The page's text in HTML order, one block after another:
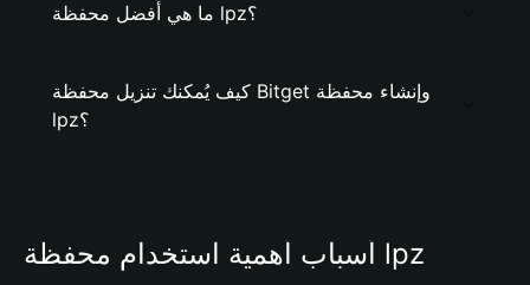
ما هي أفضل محفظة lpz؟
كيف يُمكنك تنزيل محفظة Bitget وإنشاء محفظة
lpz؟
أسباب أهمية استخدام محفظة lpz